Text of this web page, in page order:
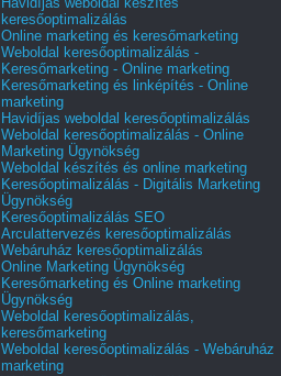
keresőoptimalizálás
Online marketing és keresőmarketing
Weboldal keresőoptimalizálás -
Keresőmarketing - Online marketing
Keresőmarketing és linképítés - Online
marketing
Havidíjas weboldal keresőoptimalizálás
Weboldal keresőoptimalizálás - Online
Marketing Ügynökség
Weboldal készítés és online marketing
Keresőoptimalizálás - Digitális Marketing
Ügynökség
Keresőoptimalizálás SEO
Arculattervezés keresőoptimalizálás
Webáruház keresőoptimalizálás
Online Marketing Ügynökség
Keresőmarketing és Online marketing
Ügynökség
Weboldal keresőoptimalizálás,
keresőmarketing
Weboldal keresőoptimalizálás - Webáruház
marketing